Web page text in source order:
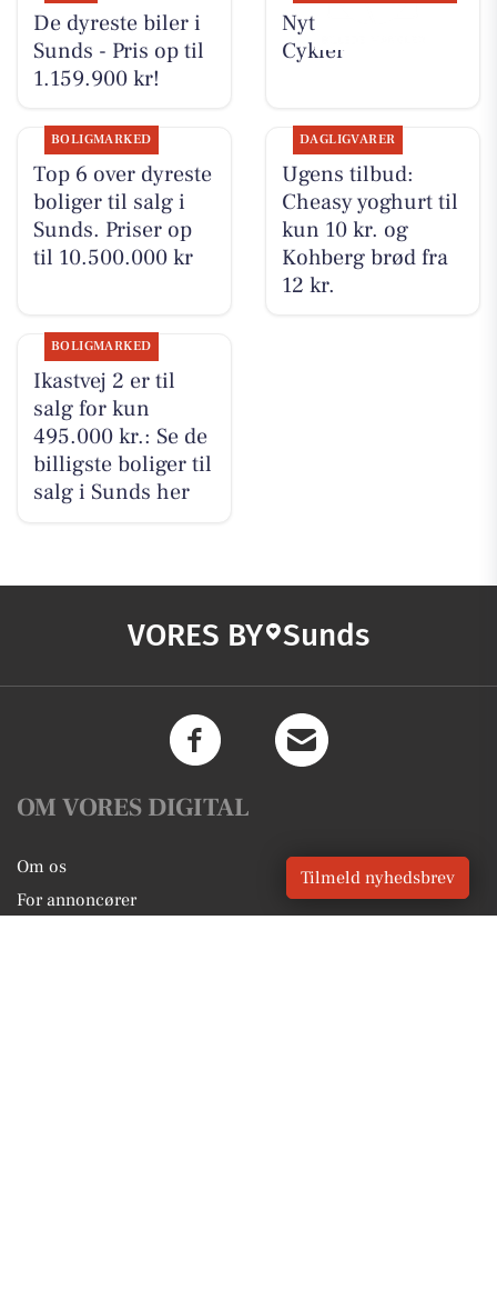
De dyreste biler i
Sunds - Pris op til
1.159.900 kr!
Nyt fra Per P.
Cykler
BOLIGMARKED
Top 6 over dyreste
boliger til salg i
Sunds. Priser op
til 10.500.000 kr
DAGLIGVARER
Ugens tilbud:
Cheasy yoghurt til
kun 10 kr. og
Kohberg brød fra
12 kr.
BOLIGMARKED
Ikastvej 2 er til
salg for kun
495.000 kr.: Se de
billigste boliger til
salg i Sunds her
VORES BY Sunds
OM VORES DIGITAL
Om os
For annoncører
Tilmeld nyhedsbrev